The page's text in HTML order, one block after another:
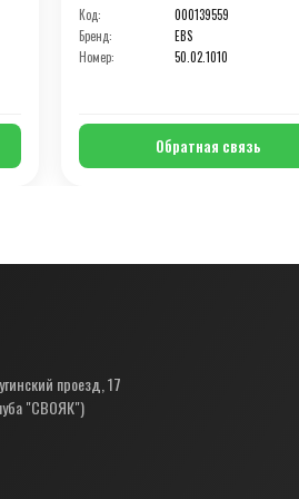
Код:
000139559
Бренд:
EBS
Номер:
50.02.1010
Обратная связь
проезд, 17
"СВОЯК")